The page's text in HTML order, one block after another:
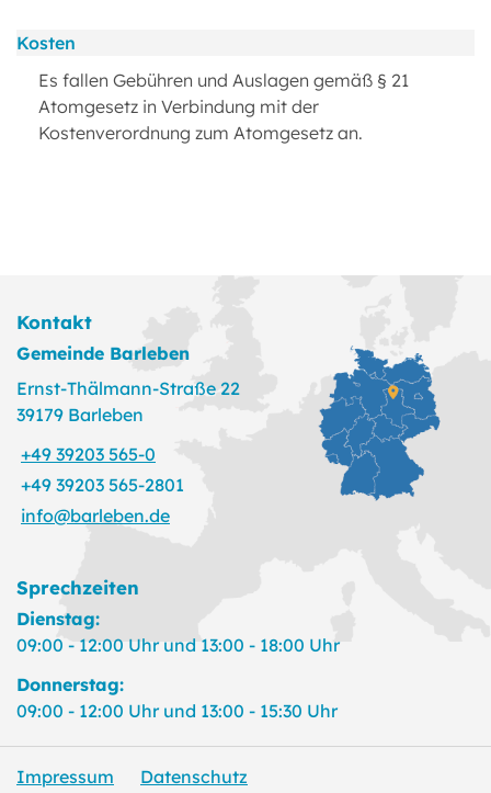
Kosten
Es fallen Gebühren und Auslagen gemäß § 21
Atomgesetz in Verbindung mit der
Kostenverordnung zum Atomgesetz an.
Kontakt
Gemeinde Barleben
Ernst-Thälmann-Straße 22
39179 Barleben
+49 39203 565-0
+49 39203 565-2801
info@barleben.de
Sprechzeiten
Dienstag:
09:00 - 12:00 Uhr und 13:00 - 18:00 Uhr
Donnerstag:
09:00 - 12:00 Uhr und 13:00 - 15:30 Uhr
Impressum Datenschutz